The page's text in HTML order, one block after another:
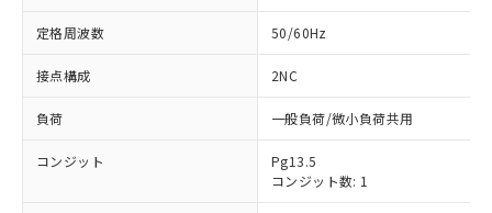
定格周波数 50/60Hz
接点構成 2NC
負荷 一般負荷/微小負荷共用
コンジット
Pg13.5
コンジット数: 1